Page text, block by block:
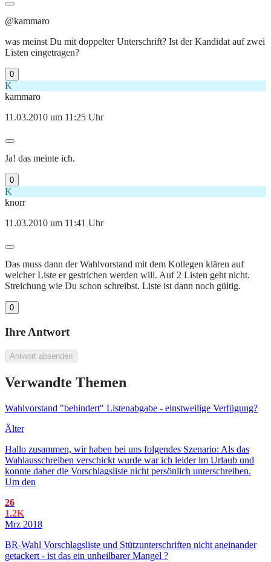
@kammaro
was meinst Du mit doppelter Unterschrift? Ist der Kandidat auf zwei
Listen eingetragen?
0
K
kammaro
11.03.2010 um 11:25 Uhr
Ja! das meinte ich.
0
K
knorr
11.03.2010 um 11:41 Uhr
Das muss dann der Wahlvorstand mit dem Kollegen klären auf
welcher Liste er gestrichen werden will. Auf 2 Listen geht nicht.
Streichung wie Du schon schreibst. Liste ist dann noch gültig.
0
Ihre Antwort
Antwort absenden
Verwandte Themen
Wahlvorstand "behindert" Listenabgabe - einstweilige Verfügung?
Älter
Hallo zusammen, wir haben bei uns folgendes Szenario: Als das
Wahlausschreiben verschickt wurde war ich leider im Urlaub und
konnte daher die Vorschlagsliste nicht persönlich unterschreiben.
Um den
26
1.2K
Mrz 2018
BR-Wahl Vorschlagsliste und Stützunterschriften nicht aneinander
getackert - ist das ein unheilbarer Mangel ?